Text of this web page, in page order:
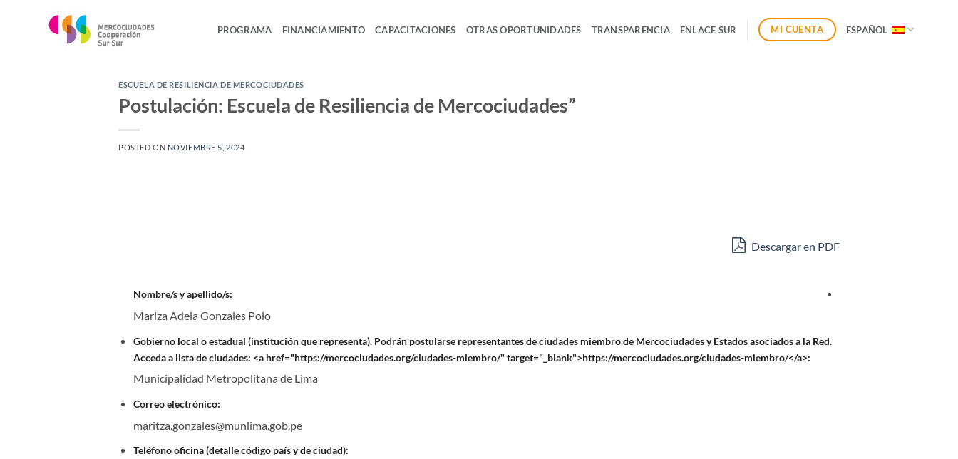
PROGRAMA FINANCIAMIENTO CAPACITACIONES OTRAS OPORTUNIDADES TRANSPARENCIA ENLACE SUR MI CUENTA ESPAÑOL
ESCUELA DE RESILIENCIA DE MERCOCIUDADES
Postulación: Escuela de Resiliencia de Mercociudades”
POSTED ON NOVIEMBRE 5, 2024
Descargar en PDF
Nombre/s y apellido/s:
Mariza Adela Gonzales Polo
Gobierno local o estadual (institución que representa). Podrán postularse representantes de ciudades miembro de Mercociudades y Estados asociados a la Red.
Acceda a lista de ciudades: <a href="https://mercociudades.org/ciudades-miembro/" target="_blank">https://mercociudades.org/ciudades-miembro/</a>:
Municipalidad Metropolitana de Lima
Correo electrónico:
maritza.gonzales@munlima.gob.pe
Teléfono oficina (detalle código país y de ciudad):